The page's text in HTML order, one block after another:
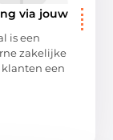
via jouw
is een
zakelijke
een